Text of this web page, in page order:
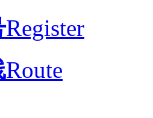
Register
Route